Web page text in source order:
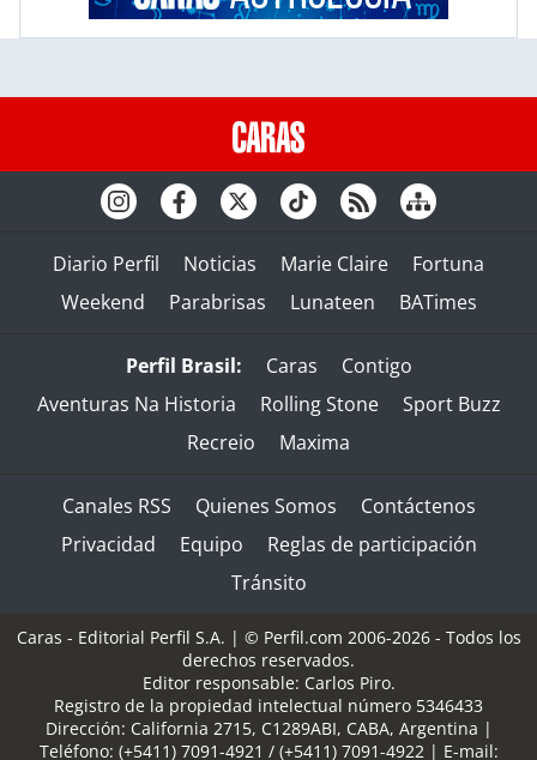
Diario Perfil Noticias Marie Claire
Fortuna
Weekend
Parabrisas Lunateen BATimes
Perfil Brasil: Caras
Contigo
Aventuras Na Historia
Rolling Stone
Sport Buzz
Recreio
Maxima
Canales RSS Quienes Somos
Contáctenos
Privacidad
Equipo
Reglas de participación
Tránsito
Caras - Editorial Perfil S.A. | © Perfil.com 2006-2026 - Todos los
derechos reservados.
Editor responsable: Carlos Piro.
Registro de la propiedad intelectual número 5346433
Dirección: California 2715, C1289ABI, CABA, Argentina |
Teléfono: (+5411) 7091-4921 / (+5411) 7091-4922| E-mail: